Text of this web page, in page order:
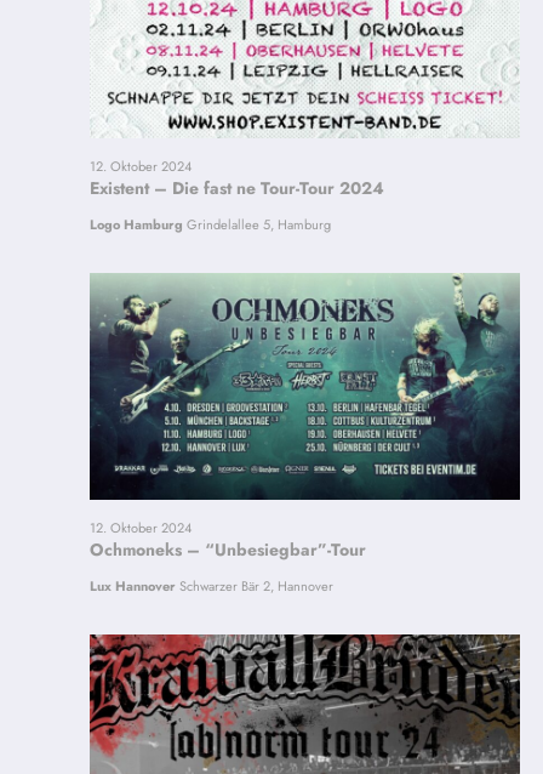
Existent – Die fast ne Tour-Tour 2024
12. Oktober 2024
Logo Hamburg Grindelallee 5, Hamburg
Ochmoneks – “Unbesiegbar”-Tour
12. Oktober 2024
Lux HannoverSchwarzer Bär 2, Hannover